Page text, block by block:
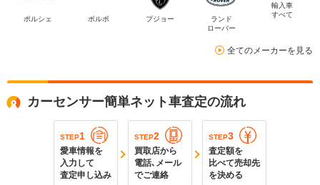
ポルシェ ボルボ プジョー
ランド
ローバー
輸入車
すべて
全てのメーカーを見る
カーセンサー簡単ネット車査定の流れ
STEP1
愛車情報を
入力して
査定申し込み
STEP2
買取店から
電話､メール
でご連絡
STEP3
査定額を
比べて売却先
を決める